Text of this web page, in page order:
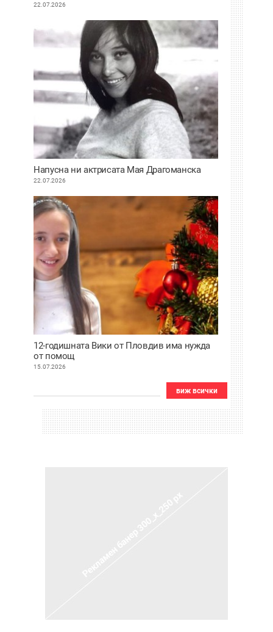
22.07.2026
Напусна ни актрисата Мая Драгоманска
22.07.2026
12-годишната Вики от Пловдив има нужда
от помощ
15.07.2026
виж всички